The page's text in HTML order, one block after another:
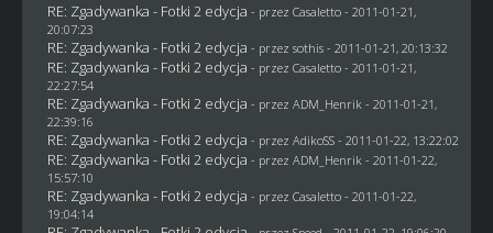
RE: Zgadywanka - Fotki 2 edycja - przez Casaletto- 2011-01-21,
20:07:23
RE: Zgadywanka - Fotki 2 edycja - przez sothis- 2011-01-21, 20:13:32
RE: Zgadywanka - Fotki 2 edycja - przez Casaletto- 2011-01-21,
22:27:54
RE: Zgadywanka - Fotki 2 edycja - przez ADM_Henrik - 2011-01-21,
22:39:16
RE: Zgadywanka - Fotki 2 edycja - przez AdikoSS - 2011-01-22, 13:22:02
RE: Zgadywanka - Fotki 2 edycja - przez ADM_Henrik - 2011-01-22,
15:57:10
RE: Zgadywanka - Fotki 2 edycja - przez Casaletto- 2011-01-22,
19:04:14